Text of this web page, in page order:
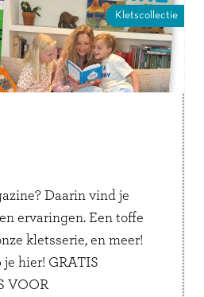
Kletscollectie
Daarin vind je
ervaringen. Een toffe
kletsserie, en meer!
hier! GRATIS
VOOR